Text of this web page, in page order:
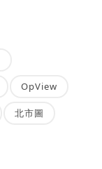
OpView
北市圖